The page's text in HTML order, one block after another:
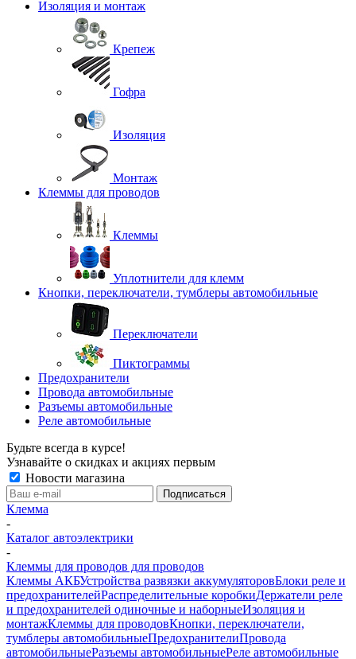
Изоляция и монтаж
Крепеж
Гофра
Изоляция
Монтаж
Клеммы для проводов
Клеммы
Уплотнители для клемм
Кнопки, переключатели, тумблеры автомобильные
Переключатели
Пиктограммы
Предохранители
Провода автомобильные
Разъемы автомобильные
Реле автомобильные
Будьте всегда в курсе!
Узнавайте о скидках и акциях первым
Новости магазина
Клемма
-
Каталог автоэлектрики
-
Клеммы для проводов для проводов
Клеммы АКБУстройства развязки аккумуляторовБлоки реле и
предохранителейРаспределительные коробкиДержатели реле
и предохранителей одиночные и наборныеИзоляция и
монтажКлеммы для проводовКнопки, переключатели,
тумблеры автомобильныеПредохранителиПровода
автомобильныеРазъемы автомобильныеРеле автомобильные